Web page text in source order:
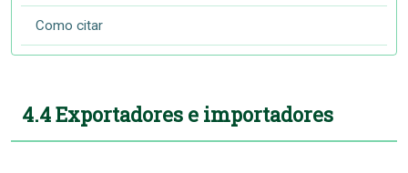
Como citar
4.4 Exportadores e importadores